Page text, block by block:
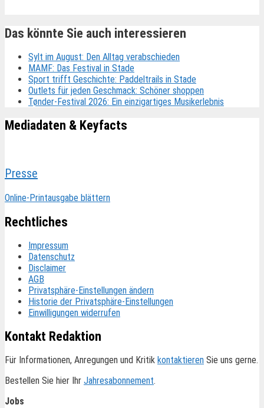
Das könnte Sie auch interessieren
Sylt im August: Den Alltag verabschieden
MAMF: Das Festival in Stade
Sport trifft Geschichte: Paddeltrails in Stade
Outlets für jeden Geschmack: Schöner shoppen
Tønder-Festival 2026: Ein einzigartiges Musikerlebnis
Mediadaten & Keyfacts
Presse
Online-Printausgabe blättern
Rechtliches
Impressum
Datenschutz
Disclaimer
AGB
Privatsphäre-Einstellungen ändern
Historie der Privatsphäre-Einstellungen
Einwilligungen widerrufen
Kontakt Redaktion
Für Informationen, Anregungen und Kritik kontaktieren Sie uns gerne.
Bestellen Sie hier Ihr Jahresabonnement.
Jobs